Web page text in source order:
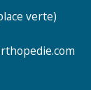
verte)